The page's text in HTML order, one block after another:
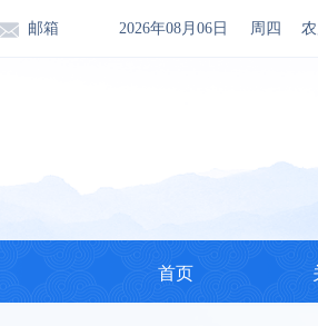
邮箱 2026年08月06日 周四
首页